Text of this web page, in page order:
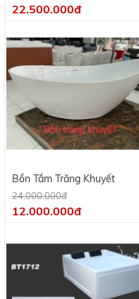
22.500.000đ
Bồn Tắm Trăng Khuyết
24.000.000đ
12.000.000đ